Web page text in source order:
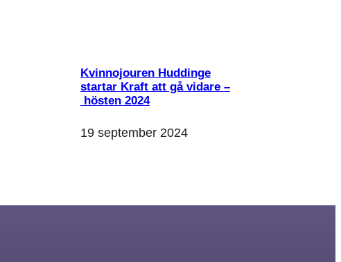
Kvinnojouren Huddinge
startar Kraft att gå vidare –
hösten 2024
19 september 2024